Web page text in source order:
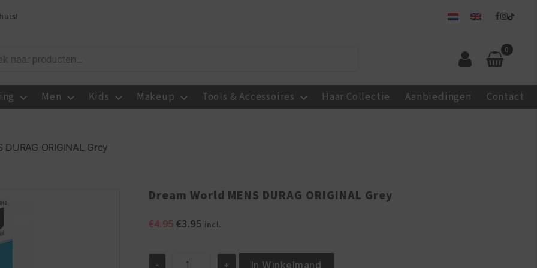
0
Men Kids Makeup Tools & Accessoires Haar Collectie Aanbiedingen Contact
ORIGINAL Grey
Dream World MENS DURAG ORIGINAL Grey
€4.95 Oorspronkelijke
€3.95Huidige
incl.
- + In Winkelmand